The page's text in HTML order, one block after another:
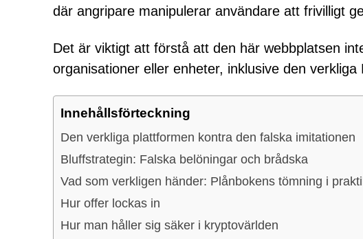
där angripare manipulerar användare att frivilligt
Det är viktigt att förstå att den här webbplatsen
organisationer eller enheter, inklusive den verkliga
Innehållsförteckning
Den verkliga plattformen kontra den falska imitationen
Bluffstrategin: Falska belöningar och brådska
Vad som verkligen händer: Plånbokens tömning i
Hur offer lockas in
Hur man håller sig säker i kryptovärlden